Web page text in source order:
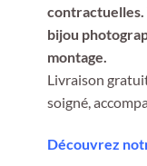
contractuelles.
bijou
montage.
Livraison
soigné,
Découvrez